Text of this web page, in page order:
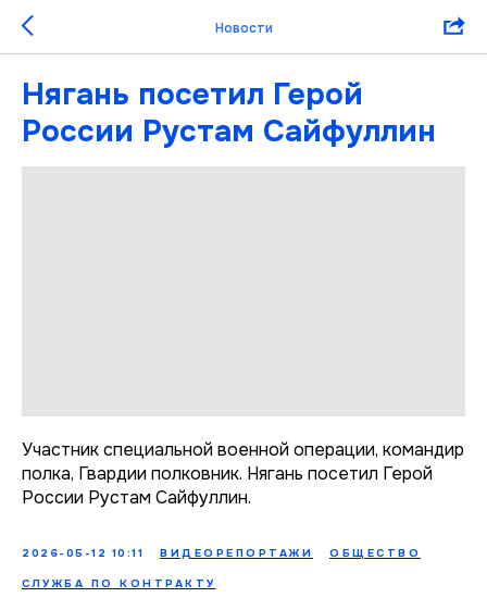
Новости
Нягань посетил Герой
России Рустам Сайфуллин
Участник специальной военной операции, командир
полка, Гвардии полковник. Нягань посетил Герой
России Рустам Сайфуллин.
2026-05-12 10:11 ВИДЕОРЕПОРТАЖИ ОБЩЕСТВО
СЛУЖБА ПО КОНТРАКТУ